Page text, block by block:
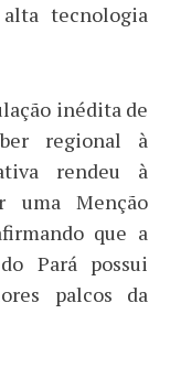
tecnologia
inédita de
regional à
rendeu à
uma Menção
que a
Pará possui
palcos da